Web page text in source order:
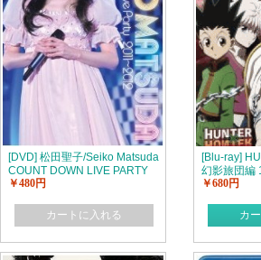
[DVD] 松田聖子/Seiko Matsuda
COUNT DOWN LIVE PARTY
2011-2012
￥480円
カートに入れる
[Blu-ray]
幻影旅団編
￥680円
カ